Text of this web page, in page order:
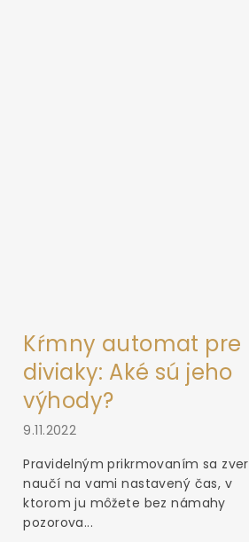
Kŕmny automat pre
diviaky: Aké sú jeho
výhody?
9.11.2022
Pravidelným prikrmovaním sa zver
naučí na vami nastavený čas, v
ktorom ju môžete bez námahy
pozorova...